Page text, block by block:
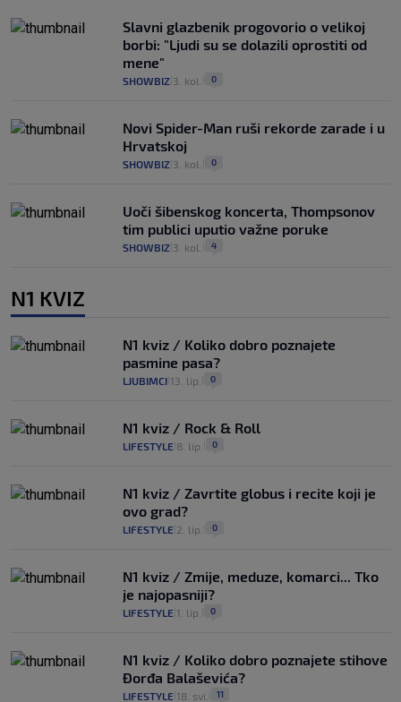
Slavni glazbenik progovorio o velikoj
borbi: "Ljudi su se dolazili oprostiti od
mene"
SHOWBIZ 3. kol. 0
Novi Spider-Man ruši rekorde zarade i u
Hrvatskoj
SHOWBIZ 3. kol. 0
Uoči šibenskog koncerta, Thompsonov
tim publici uputio važne poruke
SHOWBIZ 3. kol. 4
N1 KVIZ
N1 kviz / Koliko dobro poznajete
pasmine pasa?
LJUBIMCI 13. lip. 0
N1 kviz / Rock & Roll
LIFESTYLE 8. lip. 0
N1 kviz / Zavrtite globus i recite koji je
ovo grad?
LIFESTYLE 2. lip. 0
N1 kviz / Zmije, meduze, komarci... Tko
je najopasniji?
LIFESTYLE 1. lip. 0
N1 kviz / Koliko dobro poznajete stihove
Đorđa Balaševića?
LIFESTYLE 18. svi. 11